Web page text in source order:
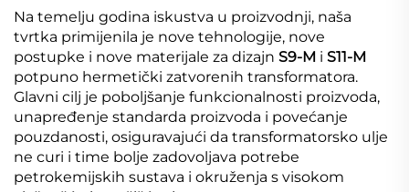
Na temelju godina iskustva u proizvodnji, naša
tvrtka primijenila je nove tehnologije, nove
postupke i nove materijale za dizajn S9-M i S11-M
potpuno hermetički zatvorenih transformatora.
Glavni cilj je poboljšanje funkcionalnosti proizvoda,
unapređenje standarda proizvoda i povećanje
pouzdanosti, osiguravajući da transformatorsko ulje
ne curi i time bolje zadovoljava potrebe
petrokemijskih sustava i okruženja s visokom